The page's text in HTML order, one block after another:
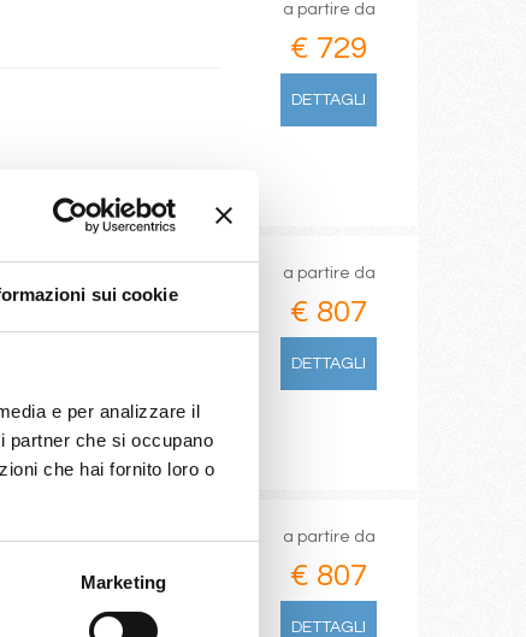
sui cookie
e per analizzare il
partner che si occupano
che hai fornito loro o
Marketing
a partire da
€ 729
DETTAGLI
a partire da
€ 807
DETTAGLI
a partire da
€ 807
DETTAGLI